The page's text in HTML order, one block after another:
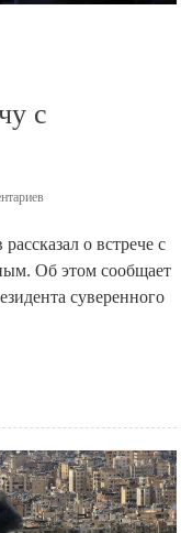
с
о встрече с
Об этом сообщает
суверенного